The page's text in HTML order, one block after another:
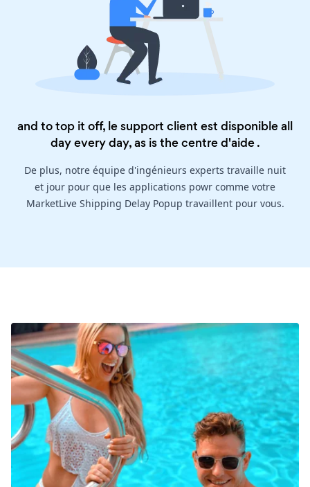
and to top it off, le support client est disponible all
day every day, as is thecentre d'aide.
De plus, notre équipe d'ingénieurs experts travaille nuit
et jour pour que les applications powr comme votre
MarketLive Shipping Delay Popup travaillent pour vous.